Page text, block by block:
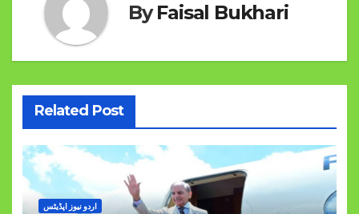
ByFaisal Bukhari
Related Post
اردو نیوز اپڈیٹس